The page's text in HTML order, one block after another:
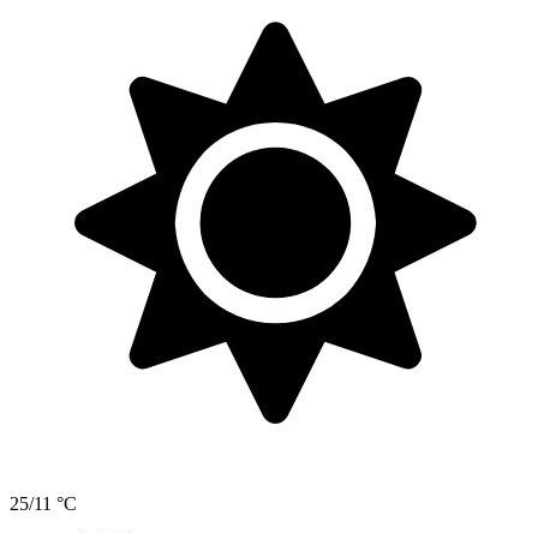
25/11 °C